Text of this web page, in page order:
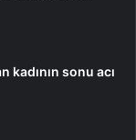
kadının sonu acı